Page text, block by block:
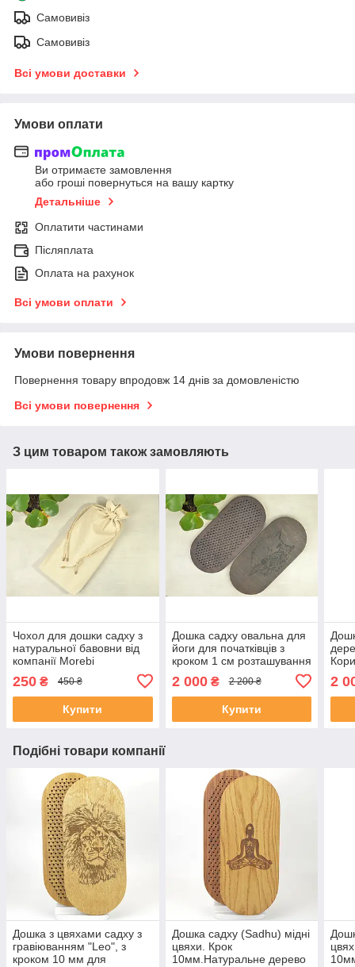
Самовивіз
Самовивіз
Всі умови доставки
Умови оплати
Ви отримаєте замовлення
або гроші повернуться на вашу картку
Детальніше
Оплатити частинами
Післяплата
Оплата на рахунок
Всі умови оплати
Умови повернення
Повернення товару впродовж 14 днів за домовленістю
Всі умови повернення
З цим товаром також замовляють
Чохол для дошки садху з
натуральної бавовни від
компанії Morebi
250 ₴ 450 ₴
Купити
Дошка садху овальна для
йоги для початківців з
кроком 1 см розташування
2 000₴ 2 200 ₴
Купити
2
Подібні товари компанії
Дошка з цвяхами садху з
гравіюванням "Leo", з
кроком 10 мм для
Дошка садху (Sadhu) мідні
цвяхи. Крок
10мм.Натуральне дерево